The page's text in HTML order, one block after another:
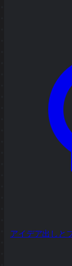
アイデア出しと